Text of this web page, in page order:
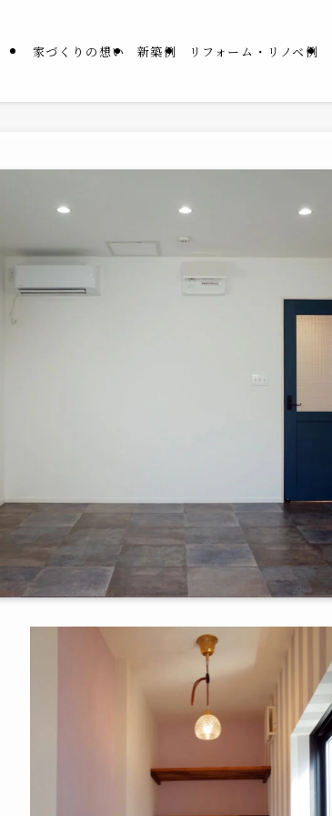
家づくりの想い 新築例 リフォーム・リノベ例